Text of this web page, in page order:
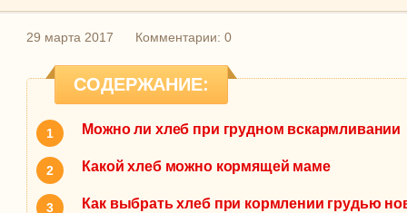
29 марта 2017 Комментарии: 0
СОДЕРЖАНИЕ:
Можно ли хлеб при грудном вскармливании
Какой хлеб можно кормящей маме
Как выбрать хлеб при кормлении грудью